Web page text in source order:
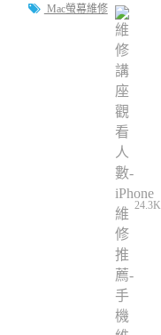
Mac螢幕維修
24.3K